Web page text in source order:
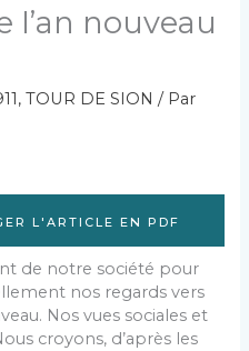
I’an nouveau
,TOUR DE SION / Par
L'ARTICLE EN PDF
de notre société pour
nos regards vers
Nos vues sociales et
croyons, d’après les